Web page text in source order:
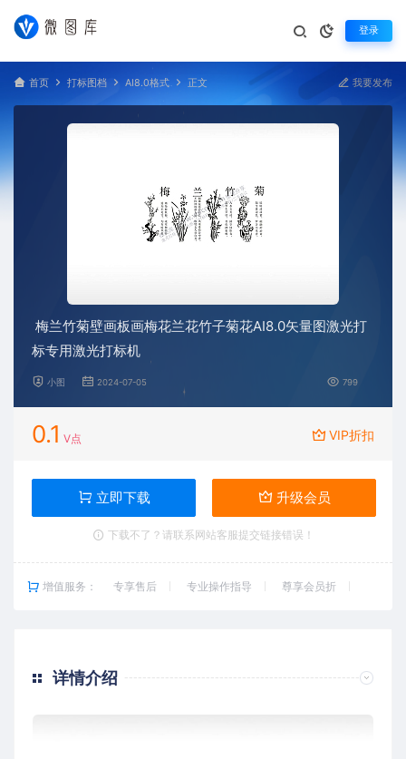
登录
首页 打标图档 AI8.0格式 正文 我要发布
梅兰竹菊壁画板画梅花兰花竹子菊花AI8.0矢量图激光打
标专用激光打标机
小图 2024-07-05 799
0.1 V点 VIP折扣
立即下载 升级会员
下载不了？请联系网站客服提交链接错误！
增值服务： 专享售后 专业操作指导 尊享会员折
详情介绍